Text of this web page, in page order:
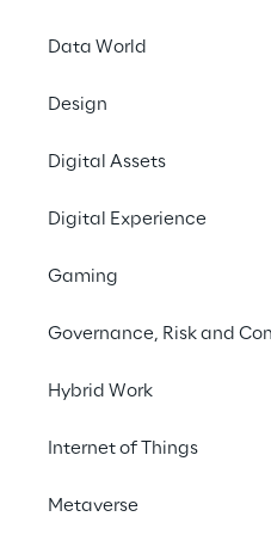
Data World
Design
Digital Assets
Digital Experience
Gaming
Governance, Risk and
Hybrid Work
Internet of Things
Metaverse